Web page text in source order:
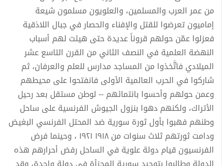
من عمر العرب والمسلمين، والعلويون مسلمون شيعة
إماميون تعرضوا للقتل والإفناء والحصار في جبال اللاذقية
فعزلوا عمّن حولهم قروناً عديدة حتى هيئت لهم أسباب
النهضة العلمية في النصف الثاني من القرن التاسع عشر
الميلادي فاتَّخذوا من المساجد مدارس للعلم والعرفان، ثم
شاركوا في الحرب العالمية الأولى فانفتحوا على محيطهم
وعمن حولهم وأحسوا بانتمائهم -- لوطن مستقل بعد رحيل
الأتراك، ولكنهم دهوا بنزول الجيوش الفرنسية على ساحل
وطنهم فهبوا بأول ثورة سورية ضد المحتل الفرنسي البغيض
ودامت ثورتهم ثلاث سنوات من ۱۹۱۸ ۱۹۲۱ ، وحينما فرض
الفرنسيون قيام دولة علوية في الساحل رفض أحرارهم هذه